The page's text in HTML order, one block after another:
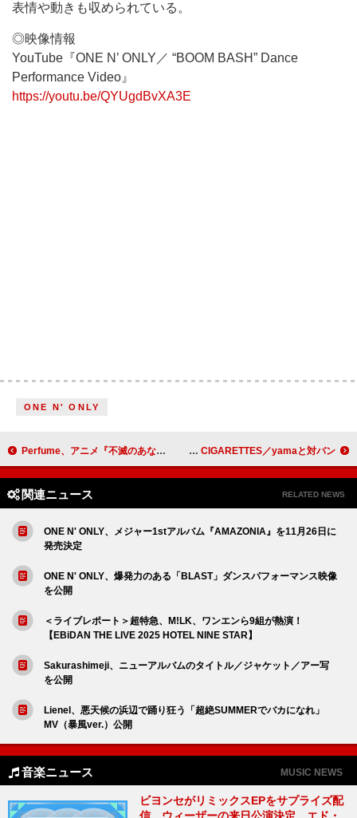
表情や動きも収められている。
◎映像情報
YouTube『ONE N’ ONLY／ “BOOM BASH” Dance
Performance Video』
https://youtu.be/QYUgdBvXA3E
ONE N' ONLY
Perfume、アニメ『不滅のあなたへ Season3』主題歌を担当 CLAN QUEEN、THE ORAL CIGARETTES／yamaと対バン
関連ニュース RELATED NEWS
ONE N' ONLY、メジャー1stアルバム『AMAZONIA』を11月26日に
発売決定
ONE N' ONLY、爆発力のある「BLAST」ダンスパフォーマンス映像
を公開
＜ライブレポート＞超特急、M!LK、ワンエンら9組が熱演！
【EBiDAN THE LIVE 2025 HOTEL NINE STAR】
Sakurashimeji、ニューアルバムのタイトル／ジャケット／アー写
を公開
Lienel、悪天候の浜辺で踊り狂う「超絶SUMMERでバカになれ」
MV（暴風ver.）公開
音楽ニュース MUSIC NEWS
ビヨンセがリミックスEPをサプライズ配